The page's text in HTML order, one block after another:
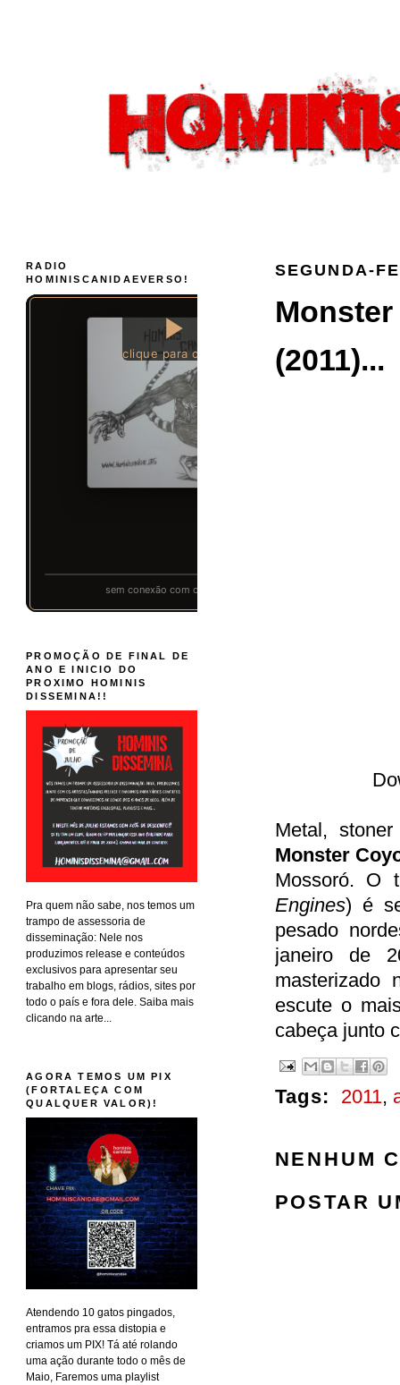
SEGUNDA-
(2011)...
Metal,
Monster
Mossoró. O
Engines) é
pesado
janeiro de
masterizado
escute o
cabeça junto
Tags: 2011,
NENHUM
POSTAR
RADIO
HOMINISCANIDAEVERSO!
PROMOÇÃO DE FINAL DE
ANO E INICIO DO
PROXIMO HOMINIS
DISSEMINA!!
Pra quem não sabe, nos temos um
trampo de assessoria de
disseminação: Nele nos
produzimos release e conteúdos
exclusivos para apresentar seu
trabalho em blogs, rádios, sites por
todo o país e fora dele. Saiba mais
clicando na arte...
AGORA TEMOS UM PIX
(FORTALEÇA COM
QUALQUER VALOR)!
Atendendo 10 gatos pingados,
entramos pra essa distopia e
criamos um PIX! Tá até rolando
uma ação durante todo o mês de
Maio, Faremos uma playlist